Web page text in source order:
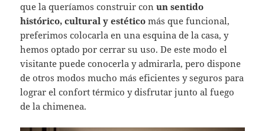
que la queríamos construir conun sentido
histórico, cultural y estético más que funcional,
preferimos colocarla en una esquina de la casa, y
hemos optado por cerrar su uso. De este modo el
visitante puede conocerla y admirarla, pero dispone
de otros modos mucho más eficientes y seguros para
lograr el confort térmico y disfrutar junto al fuego
de la chimenea.